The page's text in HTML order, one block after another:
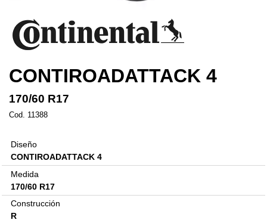
CONTIROADATTACK 4
170/60 R17
Cod. 11388
Diseño
CONTIROADATTACK 4
Medida
170/60 R17
Construcción
R